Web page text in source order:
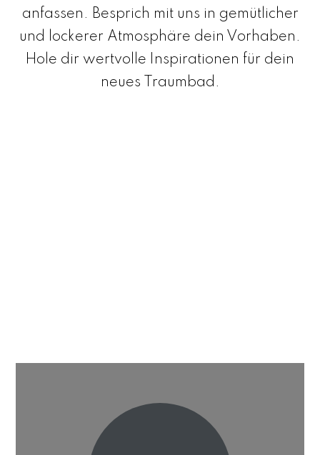
anfassen. Besprich mit uns in gemütlicher
und lockerer Atmosphäre dein Vorhaben.
Hole dir wertvolle Inspirationen für dein
neues Traumbad.